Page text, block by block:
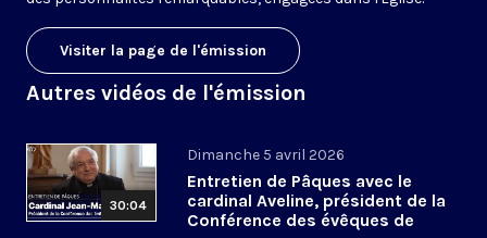
Visiter la page de l'émission
Autres vidéos de l'émission
30:04
Dimanche 5 avril 2026
Entretien de Pâques avec le
cardinal Aveline, président de la
Conférence des évêques de